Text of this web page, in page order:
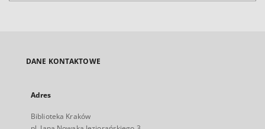
DANE KONTAKTOWE
Adres
Biblioteka Kraków